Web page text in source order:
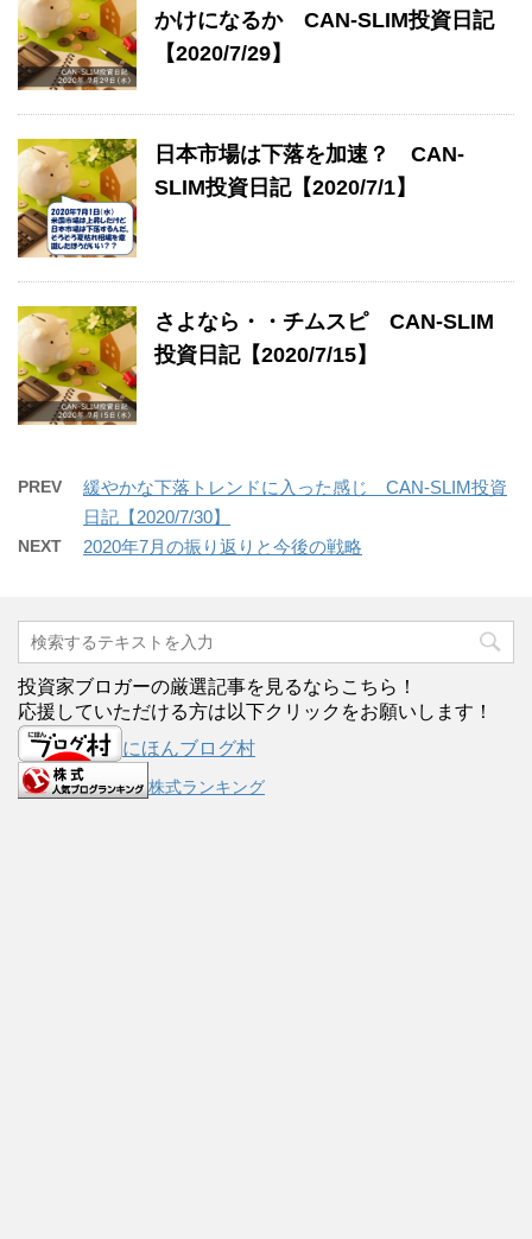
かけになるか CAN-SLIM投資日記
【2020/7/29】
日本市場は下落を加速？ CAN-
SLIM投資日記【2020/7/1】
さよなら・・チムスピ CAN-SLIM
投資日記【2020/7/15】
PREV
緩やかな下落トレンドに入った感じ CAN-SLIM投資
日記【2020/7/30】
NEXT 2020年7月の振り返りと今後の戦略
投資家ブロガーの厳選記事を見るならこちら！
応援していただける方は以下クリックをお願いします！
にほんブログ村
株式ランキング